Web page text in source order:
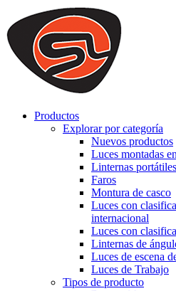
We use cookies to ensure that we
on our website. By continuing to
that cookies are used to help us
to offer you a better experience. To
you can disable cookies, you can
Productos
Explorar por categoría
Nuevos productos
Luces montadas
Linternas portátiles
Faros
Montura de casco
Luces con
internacional
Luces con
Linternas de
Luces de escena
Luces de Trabajo
Tipos de producto